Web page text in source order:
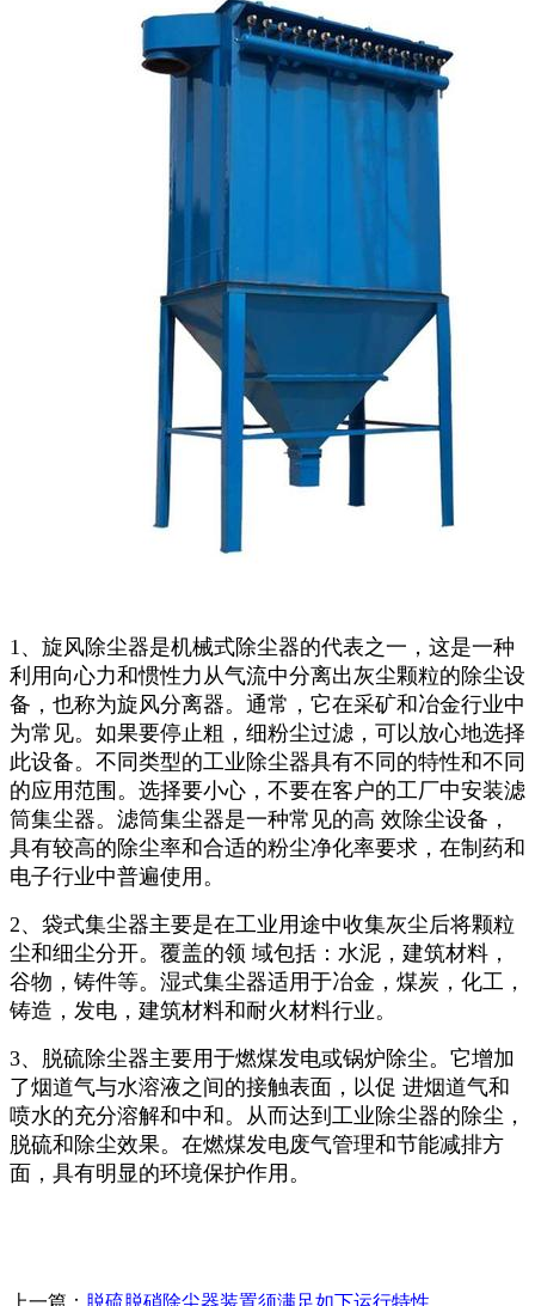
1、旋风除尘器是机械式除尘器的代表之一，这是一种
利用向心力和惯性力从气流中分离出灰尘颗粒的除尘设
备，也称为旋风分离器。通常，它在采矿和冶金行业中
为常见。如果要停止粗，细粉尘过滤，可以放心地选择
此设备。不同类型的工业除尘器具有不同的特性和不同
的应用范围。选择要小心，不要在客户的工厂中安装滤
筒集尘器。滤筒集尘器是一种常见的高 效除尘设备，
具有较高的除尘率和合适的粉尘净化率要求，在制药和
电子行业中普遍使用。
2、袋式集尘器主要是在工业用途中收集灰尘后将颗粒
尘和细尘分开。覆盖的领 域包括：水泥，建筑材料，
谷物，铸件等。湿式集尘器适用于冶金，煤炭，化工，
铸造，发电，建筑材料和耐火材料行业。
3、脱硫除尘器主要用于燃煤发电或锅炉除尘。它增加
了烟道气与水溶液之间的接触表面，以促 进烟道气和
喷水的充分溶解和中和。从而达到工业除尘器的除尘，
脱硫和除尘效果。在燃煤发电废气管理和节能减排方
面，具有明显的环境保护作用。
上一篇： 脱硫脱硝除尘器装置须满足如下运行特性